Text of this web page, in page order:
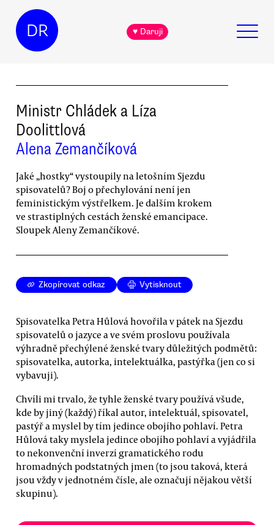
DR ♥ Daruji
Ministr Chládek a Líza
Doolittlová
Alena Zemančíková
Jaké „hostky“ vystoupily na letošním Sjezdu
spisovatelů? Boj o přechylování není jen
feministickým výstřelkem. Je dalším krokem
ve strastiplných cestách ženské emancipace.
Sloupek Aleny Zemančíkové.
Zkopírovat odkaz Vytisknout
Spisovatelka Petra Hůlová hovořila v pátek na Sjezdu
spisovatelů o jazyce a ve svém proslovu používala
výhradně přechýlené ženské tvary důležitých podmětů:
spisovatelka, autorka, intelektuálka, pastýřka (jen co si
vybavuji).
Chvíli mi trvalo, že tyhle ženské tvary používá všude,
kde by jiný (každý) říkal autor, intelektuál, spisovatel,
pastýř a myslel by tím jedince obojího pohlaví. Petra
Hůlová taky myslela jedince obojího pohlaví a vyjádřila
to nekonvenční inverzí gramatického rodu
hromadných podstatných jmen (to jsou taková, která
jsou vždy v jednotném čísle, ale označují nějakou větší
skupinu).